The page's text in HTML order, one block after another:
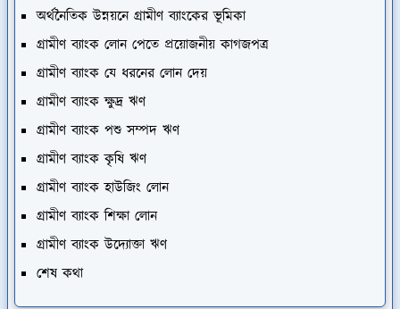
অর্থনৈতিক উন্নয়নে গ্রামীণ ব্যাংকের ভূমিকা
গ্রামীণ ব্যাংক লোন পেতে প্রয়োজনীয় কাগজপত্র
গ্রামীণ ব্যাংক যে ধরনের লোন দেয়
গ্রামীণ ব্যাংক ক্ষুদ্র ঋণ
গ্রামীণ ব্যাংক পশু সম্পদ ঋণ
গ্রামীণ ব্যাংক কৃষি ঋণ
গ্রামীণ ব্যাংক হাউজিং লোন
গ্রামীণ ব্যাংক শিক্ষা লোন
গ্রামীণ ব্যাংক উদ্যোক্তা ঋণ
শেষ কথা